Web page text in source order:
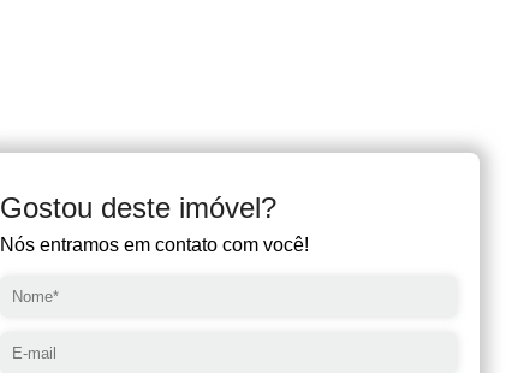
Gostou deste imóvel?
Nós entramos em contato com você!